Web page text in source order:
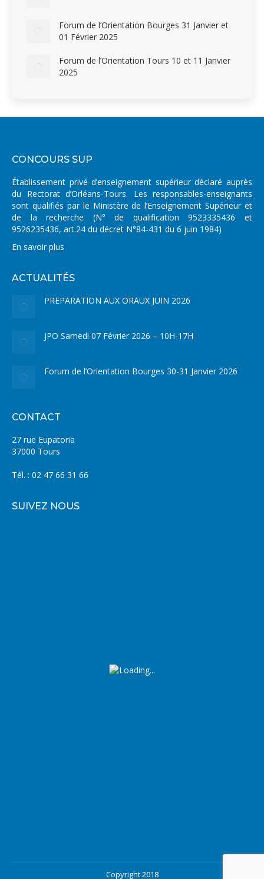
Forum de l’Orientation Bourges 31 Janvier et
01 Février 2025
Forum de l’Orientation Tours 10 et 11 Janvier
2025
CONCOURS SUP
Établissement privé d’enseignement supérieur déclaré auprès
du Rectorat d’Orléans-Tours. Les responsables-enseignants
sont qualifiés par le Ministère de l’Enseignement Supérieur et
de la recherche (N° de qualification 9523335436 et
9526235436, art.24 du décret N°84-431 du 6 juin 1984)
En savoir plus
ACTUALITÉS
PREPARATION AUX ORAUX JUIN 2026
JPO Samedi 07 Février 2026 – 10H-17H
Forum de l’Orientation Bourges 30-31 Janvier 2026
CONTACT
27 rue Eupatoria
37000 Tours
Tél. : 02 47 66 31 66
SUIVEZ NOUS
Copyright 2018